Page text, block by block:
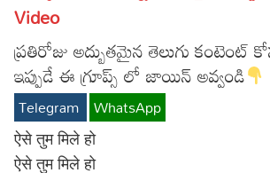
Hinduism
Lyrics in Hindi – Devotional Songs
Lyrics in Hindi – Movie Songs
Tamil
Lyrics in Tamil – Devotional Songs
Lyrics in Tamil – Movie Songs
Kannada
Lyrics in Kannada – Movie Songs
Video
ప్రతిరోజు అద్బుతమైన తెలుగు కంటెంట్
ఇప్పుడే ఈ గ్రూప్స్ లో జాయిన్ అవ్వండి
Telegram WhatsApp
ऐसे तुम मिले हो
ऐसे तुम मिले हो